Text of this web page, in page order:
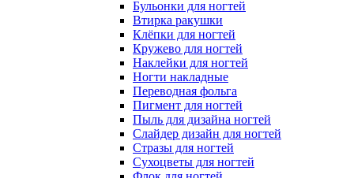
Бульонки для ногтей
Втирка ракушки
Клёпки для ногтей
Кружево для ногтей
Наклейки для ногтей
Ногти накладные
Переводная фольга
Пигмент для ногтей
Пыль для дизайна ногтей
Слайдер дизайн для ногтей
Стразы для ногтей
Сухоцветы для ногтей